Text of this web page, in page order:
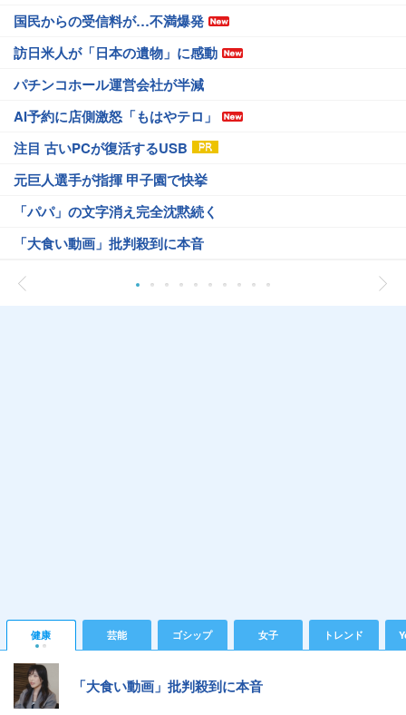
国民からの受信料が…不満爆発
訪日米人が「日本の遺物」に感動
パチンコホール運営会社が半減
AI予約に店側激怒「もはやテロ」
注目 古いPCが復活するUSB
元巨人選手が指揮 甲子園で快挙
「パパ」の文字消え完全沈黙続く
「大食い動画」批判殺到に本音
健康 芸能 ゴシップ 女子 トレンド
「大食い動画」批判殺到に本音